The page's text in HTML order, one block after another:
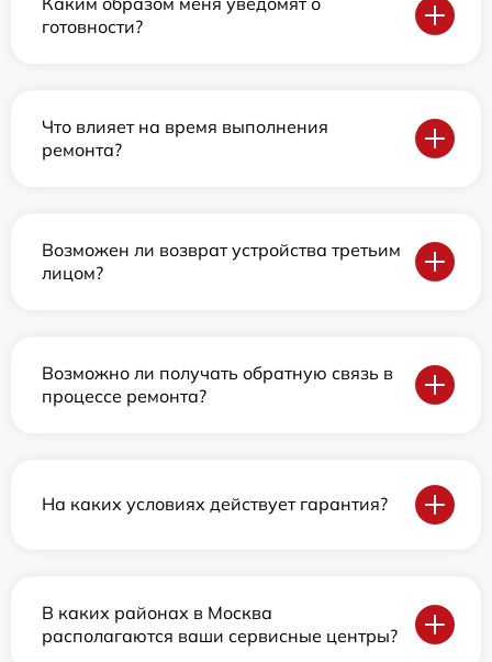
готовности?
Что влияет на время выполнения
ремонта?
Возможен ли возврат устройства третьим
лицом?
Возможно ли получать обратную связь в
процессе ремонта?
На каких условиях действует гарантия?
В каких районах в Москва
располагаются ваши сервисные центры?